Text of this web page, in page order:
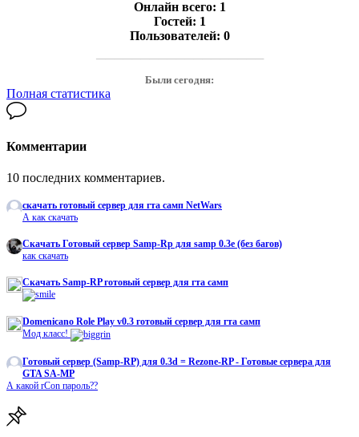
Онлайн всего: 1
Гостей: 1
Пользователей: 0
───────────────────
Были сегодня:
Полная статистика
Комментарии
10 последних комментариев.
скачать готовый сервер для гта самп NetWars
А как скачать
Cкачать Готовый сервер Samp-Rp для samp 0.3e (без багов)
как скачать
Скачать Samp-RP готовый сервер для гта самп
Domenicano Role Play v0.3 готовый сервер для гта самп
Мод класс!
Готовый сервер (Samp-RP) для 0.3d = Rezone-RP - Готовые сервера для
GTA SA-MP
А какой rCon пароль??